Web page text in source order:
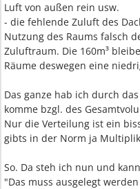
Luft von außen rein usw.
- die fehlende Zuluft des
Nutzung des Raums falsch
Zuluftraum. Die 160m³
Räume deswegen eine
Das ganze hab ich durch
komme bzgl. des
Nur die Verteilung ist ein
gibts in der Norm ja
So. Da steh ich nun und
"Das muss ausgelegt